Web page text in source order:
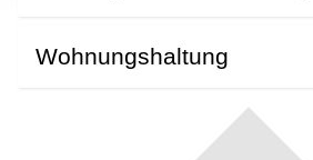
Wohnungshaltung